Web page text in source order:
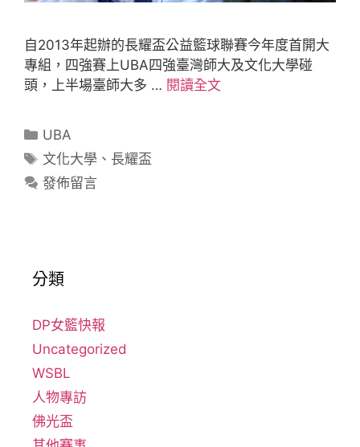
自2013年起辦的長耀盃公益籃球聯賽今年度首開大
專組，四強賽上UBA四強臺灣師大及文化大學碰
頭，上半場臺師大多 … 閱讀全文
UBA
文化大學 、 長耀盃
發佈留言
分類
DP女籃快報
Uncategorized
WSBL
人物專訪
佛光盃